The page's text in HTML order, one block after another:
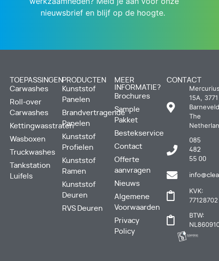
nieuwsbrief en blijf op de hoogte.
TOEPASSINGEN
Carwashes
Roll-over
Carwashes
Kettingwasstraten
Wasboxen
Truckwashes
Tankstation
Luifels
PRODUCTEN
Kunststof
Panelen
Brandvertragende
Panelen
Kunststof
Profielen
Kunststof
Ramen
Kunststof
Deuren
RVS Deuren
MEER
INFORMATIE?
Brochures
Sample
Pakket
Bestekservice
Contact
Offerte
aanvragen
Nieuws
Algemene
Voorwaarden
Privacy
Policy
CONTACT
15A,
The
085
482
55 00
KVK:
77128702
BTW: